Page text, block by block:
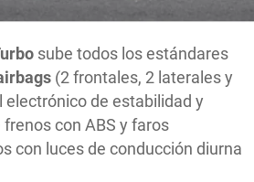
sube todos los estándares
(2 frontales, 2 laterales y
electrónico de estabilidad y
con ABS y faros
con luces de conducción diurna